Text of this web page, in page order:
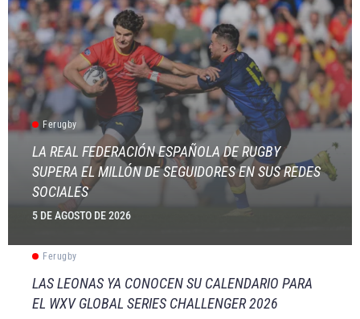
Ferugby
LA REAL FEDERACIÓN ESPAÑOLA DE RUGBY
SUPERA EL MILLÓN DE SEGUIDORES EN SUS REDES
SOCIALES
5 DE AGOSTO DE 2026
Ferugby
LAS LEONAS YA CONOCEN SU CALENDARIO PARA
EL WXV GLOBAL SERIES CHALLENGER 2026